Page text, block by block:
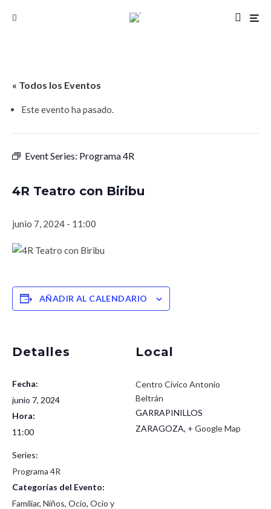
« Todos los Eventos
Este evento ha pasado.
Event Series: Programa 4R
4R Teatro con Biribu
junio 7, 2024 - 11:00
AÑADIR AL CALENDARIO
Detalles
Fecha:
junio 7, 2024
Hora:
11:00
Series:
Programa 4R
Categorías del Evento:
Familiar, Niños, Ocio, Ocio y
Local
Centro Cívico Antonio
Beltrán
GARRAPINILLOS
ZARAGOZA, + Google Map